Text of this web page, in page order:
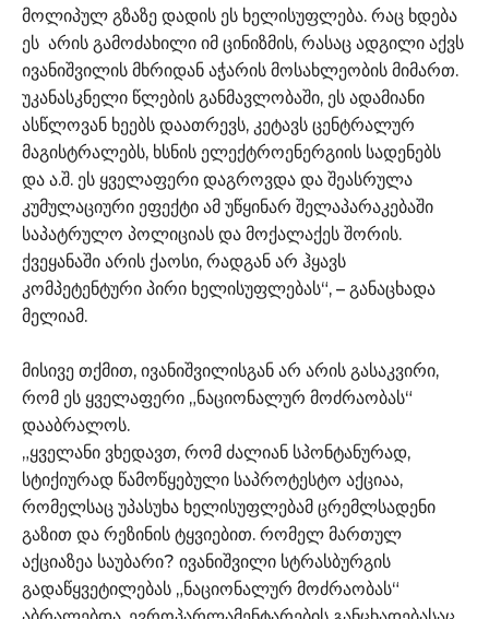
მოლიპულ გზაზე დადის ეს ხელისუფლება. რაც ხდება
ეს არის გამოძახილი იმ ცინიზმის, რასაც ადგილი აქვს
ივანიშვილის მხრიდან აჭარის მოსახლეობის მიმართ.
უკანასკნელი წლების განმავლობაში, ეს ადამიანი
ასწლოვან ხეებს დაათრევს, კეტავს ცენტრალურ
მაგისტრალებს, ხსნის ელექტროენერგიის სადენებს
და ა.შ. ეს ყველაფერი დაგროვდა და შეასრულა
კუმულაციური ეფექტი ამ უწყინარ შელაპარაკებაში
საპატრულო პოლიციას და მოქალაქეს შორის.
ქვეყანაში არის ქაოსი, რადგან არ ჰყავს
კომპეტენტური პირი ხელისუფლებას“, – განაცხადა
მელიამ.
მისივე თქმით, ივანიშვილისგან არ არის გასაკვირი,
რომ ეს ყველაფერი „ნაციონალურ მოძრაობას“
დააბრალოს.
„ყველანი ვხედავთ, რომ ძალიან სპონტანურად,
სტიქიურად წამოწყებული საპროტესტო აქციაა,
რომელსაც უპასუხა ხელისუფლებამ ცრემლსადენი
გაზით და რეზინის ტყვიებით. რომელ მართულ
აქციაზეა საუბარი? ივანიშვილი სტრასბურგის
გადაწყვეტილებას „ნაციონალურ მოძრაობას“